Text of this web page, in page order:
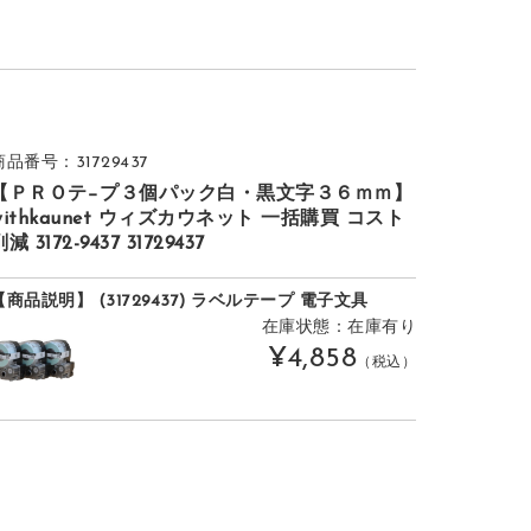
品番号：31729437
ＰＲＯテ−プ３個パック白・黒文字３６ｍｍ】
ウィズカウネット 一括購買 コスト
減 3172-9437 31729437
商品説明】 (31729437) ラベルテープ 電子文具
在庫状態：在庫有り
¥4,858 （税込）